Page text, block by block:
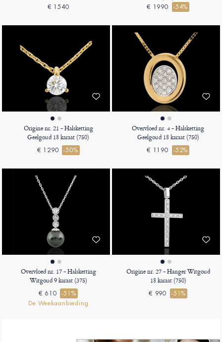
€ 1540 (750)
€ 1990 -54%
Origine nr. 21 - Halsketting
Geelgoud 18 karaat (750)
€ 1290 -50%
Overvloed nr. 4 - Halsketting
Geelgoud 18 karaat (750)
€ 1190 -52%
Overvloed nr. 17 - Halsketting
Witgoud 9 karaat (375)
€ 610
-51%
De Weekaanbieding
Origine nr. 27 - Hanger Witgoud
18 karaat (750)
€ 990 -51%